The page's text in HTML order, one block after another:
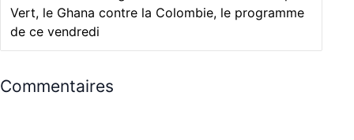
Vert, le Ghana contre la Colombie, le programme
de ce vendredi
Commentaires